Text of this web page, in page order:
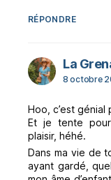
RÉPONDRE
La
8 octobre
Hoo, c’est
Et je tente
plaisir, héhé.
Dans ma vie de
ayant gardé,